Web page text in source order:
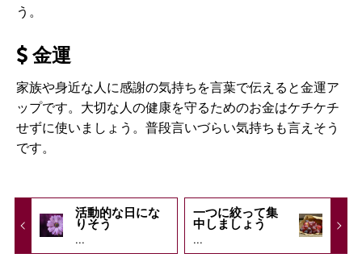
う。
金運
家族や身近な人に感謝の気持ちを言葉で伝えると金運ア
ップです。大切な人の健康を守るためのお金はケチケチ
せずに使いましょう。普段言いづらい気持ちも言えそう
です。
活動的な日にな
りそう
...
一つに絞って集
中しましょう
...